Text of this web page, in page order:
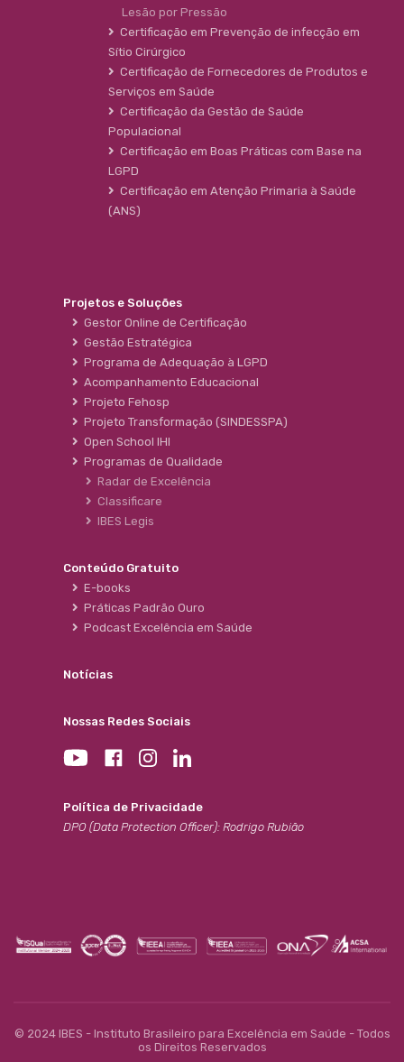
Lesão por Pressão
Certificação em Prevenção de infecção em
Sítio Cirúrgico
Certificação de Fornecedores de Produtos e
Serviços em Saúde
Certificação da Gestão de Saúde
Populacional
Certificação em Boas Práticas com Base na
LGPD
Certificação em Atenção Primaria à Saúde
(ANS)
Projetos e Soluções
Gestor Online de Certificação
Gestão Estratégica
Programa de Adequação à LGPD
Acompanhamento Educacional
Projeto Fehosp
Projeto Transformação (SINDESSPA)
Open School IHI
Programas de Qualidade
Radar de Excelência
Classificare
IBES Legis
Conteúdo Gratuito
E-books
Práticas Padrão Ouro
Podcast Excelência em Saúde
Notícias
Nossas Redes Sociais
Política de Privacidade
DPO (Data Protection Officer): Rodrigo Rubião
© 2024 IBES - Instituto Brasileiro para Excelência em Saúde - Todos
os Direitos Reservados